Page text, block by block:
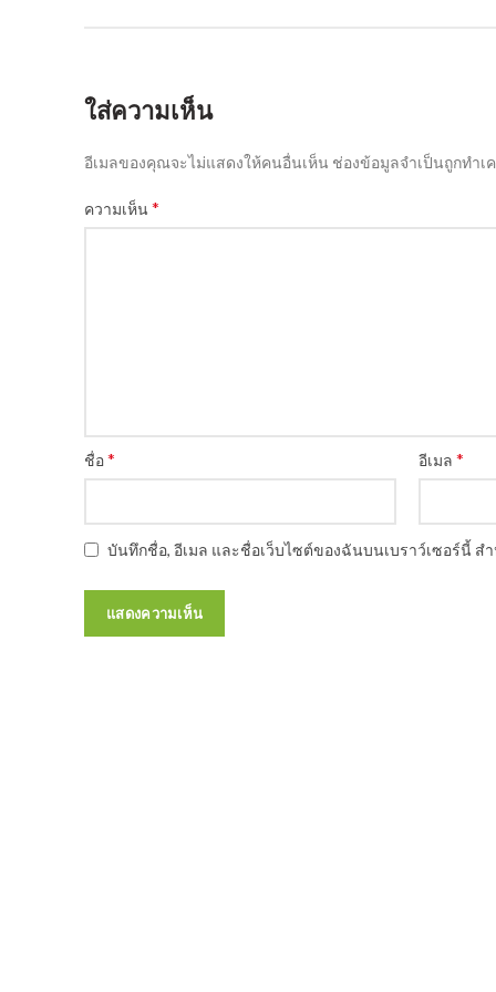
ใส่ความเห็น
อีเมลของคุณจะไม่แสดงให้คนอื่นเห็น ช่องข้อมูลจำเป็นถูกทำเ
ความเห็น*
ชื่อ* อีเมล*
บันทึกชื่อ, อีเมล และชื่อเว็บไซต์ของฉันบนเบราว์เซอร์นี้ ส